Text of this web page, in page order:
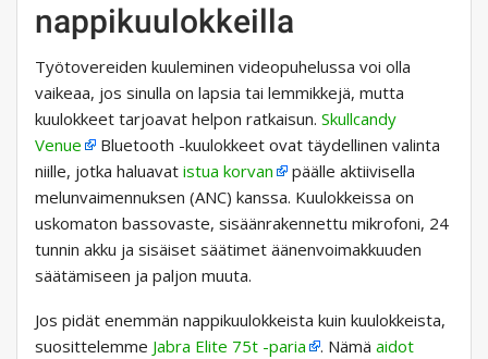
nappikuulokkeilla
Työtovereiden kuuleminen videopuhelussa voi olla
vaikeaa, jos sinulla on lapsia tai lemmikkejä, mutta
kuulokkeet tarjoavat helpon ratkaisun. Skullcandy
Venue
Bluetooth -kuulokkeet ovat täydellinen valinta
niille, jotka haluavat istua korvan
päälle aktiivisella
melunvaimennuksen (ANC) kanssa. Kuulokkeissa on
uskomaton bassovaste, sisäänrakennettu mikrofoni, 24
tunnin akku ja sisäiset säätimet äänenvoimakkuuden
säätämiseen ja paljon muuta.
Jos pidät enemmän nappikuulokkeista kuin kuulokkeista,
suosittelemme Jabra Elite 75t -paria . Nämä aidot